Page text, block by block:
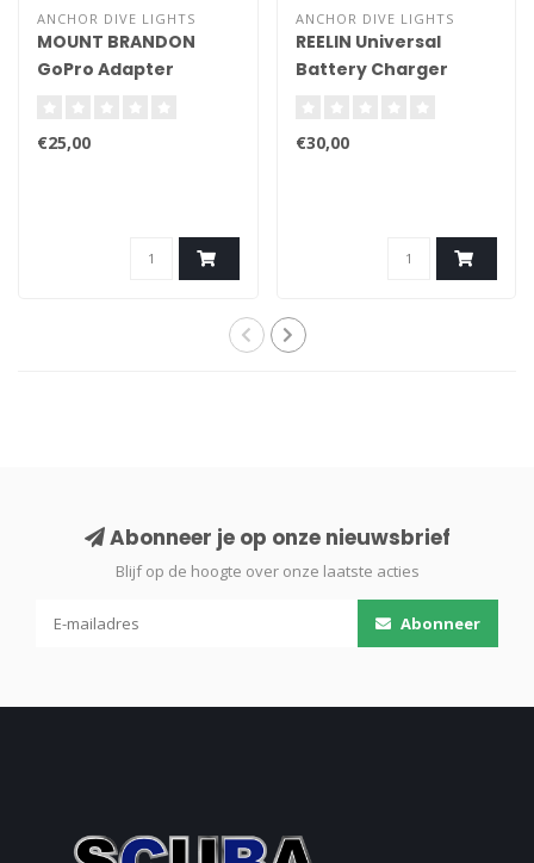
ANCHOR DIVE LIGHTS
MOUNT BRANDON
GoPro Adapter
€25,00
ANCHOR DIVE LIGHTS
REELIN Universal
Battery Charger
€30,00
Abonneer je op onze nieuwsbrief
Blijf op de hoogte over onze laatste acties
Abonneer